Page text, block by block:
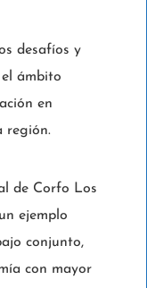
desafíos y
ámbito
en
región.
de Corfo Los
ejemplo
conjunto,
con mayor